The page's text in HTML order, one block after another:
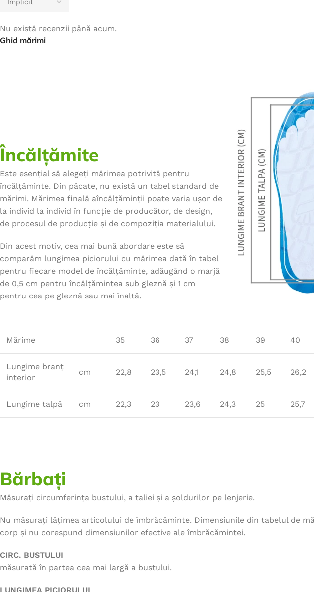
Nu există recenzii până acum.
Ghid mărimi
Încălțămite
Este esențial să alegeți mărimea potrivită pentru
încălțăminte. Din păcate, nu există un tabel standard de
mărimi. Mărimea finală aîncălțăminții poate varia ușor de
la individ la individ în funcție de producător, de design,
de procesul de producție și de compoziția materialului.
Din acest motiv, cea mai bună abordare este să
comparăm lungimea piciorului cu mărimea dată în tabel
pentru fiecare model de încălțăminte, adăugând o marjă
de 0,5 cm pentru încălțămintea sub gleznă și 1 cm
pentru cea pe gleznă sau mai înaltă.
Mărime 35 36 37 38 39 40
Lungime branț
interior
cm 22,8 23,5 24,1 24,8 25,5 26,2
Lungime talpă cm 22,3 23 23,6 24,3 25 25,7
Bărbați
Măsurați circumferința bustului, a taliei și a șoldurilor pe lenjerie.
Nu măsurați lățimea articolului de îmbrăcăminte. Dimensiunile din tabelul de
corp și nu corespund dimensiunilor efective ale îmbrăcămintei.
CIRC. BUSTULUI
măsurată în partea cea mai largă a bustului.
LUNGIMEA PICIORULUI